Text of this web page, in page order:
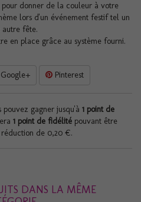
pour donner de la couleur à votre
lors d'un événement festif tel un
autre fête.
en place grâce au système fourni.
Google+ Pinterest
gagner jusqu'à 1 point de
1 point de fidélité pouvant être
de 0,20 €.
DANS LA MÊME